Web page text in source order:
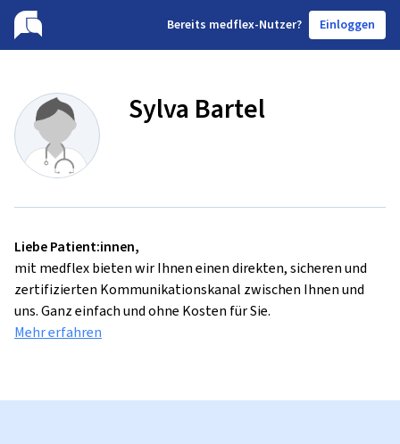
Bereits medflex-Nutzer? Einloggen
Sylva Bartel
Liebe Patient:innen,
mit medflex bieten wir Ihnen einen direkten, sicheren und
zertifizierten Kommunikationskanal zwischen Ihnen und
uns. Ganz einfach und ohne Kosten für Sie.
Mehr erfahren